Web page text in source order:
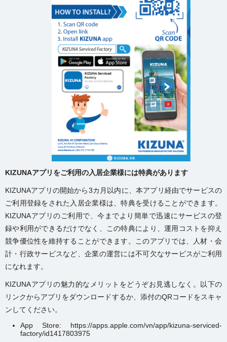
KIZUNAアプリをご利用の入居企業様には特典があります
KIZUNAアプリの開始から3カ月以内に、本アプリ経由でサービスの
ご利用登録をされた入居企業様は、特典を受けることができます。
KIZUNAアプリのご利用で、今までより簡単で迅速にサービスの登
録や利用ができるだけでなく、この特典により、運用コストを抑え
競争優位性を維持することができます。このアプリでは、人材・会
計・行政サービスなど、企業の運営には不可欠なサービスがご利用
になれます。
KIZUNAアプリの魅力的なメリットをどうぞお見逃しなく。以下の
リンクからアプリをダウンロードするか、添付のQRコードをスキャ
ンしてください。
App Store: https://apps.apple.com/vn/app/kizuna-serviced-
factory/id1417803975